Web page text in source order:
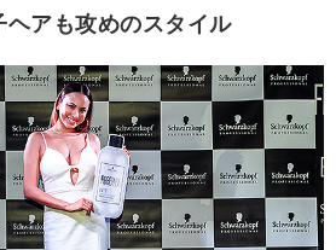
アも攻めのスタイル